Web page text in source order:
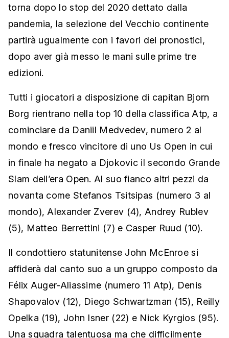
torna dopo lo stop del 2020 dettato dalla
pandemia, la selezione del Vecchio continente
partirà ugualmente con i favori dei pronostici,
dopo aver già messo le mani sulle prime tre
edizioni.
Tutti i giocatori a disposizione di capitan Bjorn
Borg rientrano nella top 10 della classifica Atp, a
cominciare da Daniil Medvedev, numero 2 al
mondo e fresco vincitore di uno Us Open in cui
in finale ha negato a Djokovic il secondo Grande
Slam dell’era Open. Al suo fianco altri pezzi da
novanta come Stefanos Tsitsipas (numero 3 al
mondo), Alexander Zverev (4), Andrey Rublev
(5), Matteo Berrettini (7) e Casper Ruud (10).
Il condottiero statunitense John McEnroe si
affiderà dal canto suo a un gruppo composto da
Félix Auger-Aliassime (numero 11 Atp), Denis
Shapovalov (12), Diego Schwartzman (15), Reilly
Opelka (19), John Isner (22) e Nick Kyrgios (95).
Una squadra talentuosa ma che difficilmente